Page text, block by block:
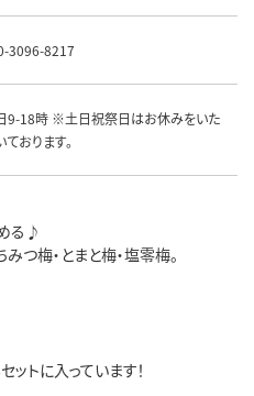
3096-8217
9-18時 ※土日祝祭日はお休みをいた
ております。
る♪
つ梅・とまと梅・塩零梅。
ットに入っています！